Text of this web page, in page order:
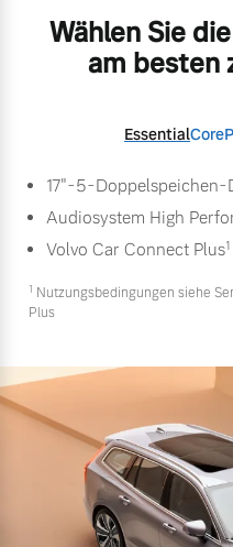
Wählen Sie
am besten
EssentialCore
17"-5-Doppelspeichen-
Audiosystem High
Volvo Car Connect Plus1
1 Nutzungsbedingungen siehe
Plus